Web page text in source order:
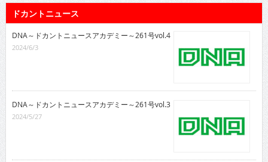
ドカントニュース
DNA～ドカントニュースアカデミー～261号vol.4
2024/6/3
DNA～ドカントニュースアカデミー～261号vol.3
2024/5/27